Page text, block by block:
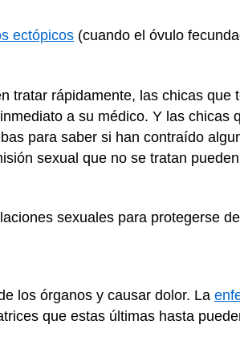
ectópicos (cuando el óvulo
tratar rápidamente, las chicas que
a su médico. Y las chicas
para saber si han contraído
sexual que no se tratan
sexuales para protegerse
los órganos y causar dolor. La
que estas últimas hasta